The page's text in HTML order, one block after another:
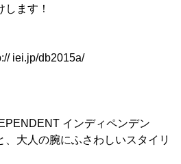
ます！
iei.jp/db2015a/
インディペンデン
、大人の腕にふさわしいスタイリ